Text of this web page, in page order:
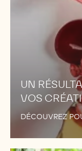
UN
VOS
DÉCOUVREZ